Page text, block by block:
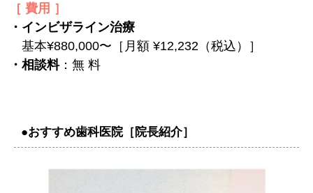
［ 費用 ］
・インビザライン治療
基本¥880,000〜［月額 ¥12,232（税込）］
・相談料：無 料
●おすすめ歯科医院［院長紹介］